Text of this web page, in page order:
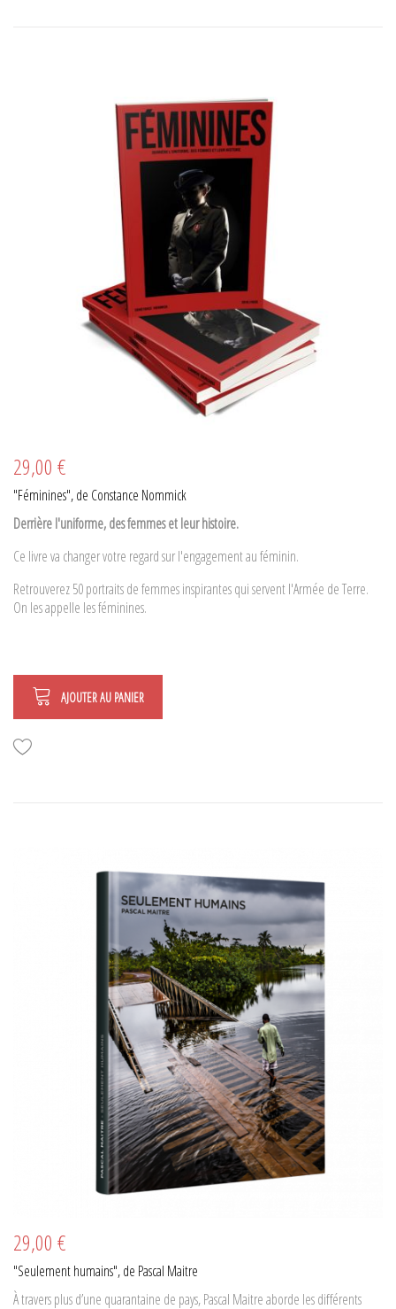
29,00 €
"Féminines", de Constance Nommick
Derrière l'uniforme, des femmes et leur histoire.
Ce livre va changer votre regard sur l'engagement au féminin.
Retrouverez 50 portraits de femmes inspirantes qui serventl'Armée de Terre.
On les appelle les féminines.
AJOUTER AU PANIER
29,00 €
"Seulement humains", de Pascal Maitre
À travers plus d’une quarantaine de pays, Pascal Maitre aborde les différents